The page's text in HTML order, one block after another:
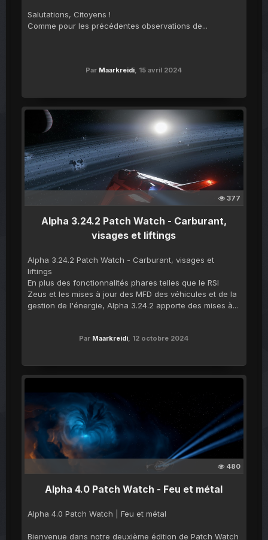
Salutations, Citoyens !
Comme pour les précédentes observations de...
Par Maarkreidi, 15 avril 2024
377
Alpha 3.24.2 Patch Watch - Carburant,
visages et liftings
Alpha 3.24.2 Patch Watch - Carburant, visages et
liftings
En plus des fonctionnalités phares telles que le RSI
Zeus et les mises à jour des MFD des véhicules et de la
gestion de l'énergie, Alpha 3.24.2 apporte des mises à...
Par Maarkreidi, 12 octobre 2024
480
Alpha 4.0 Patch Watch - Feu et métal
Alpha 4.0 Patch Watch | Feu et métal
Bienvenue dans notre deuxième édition de Patch Watch